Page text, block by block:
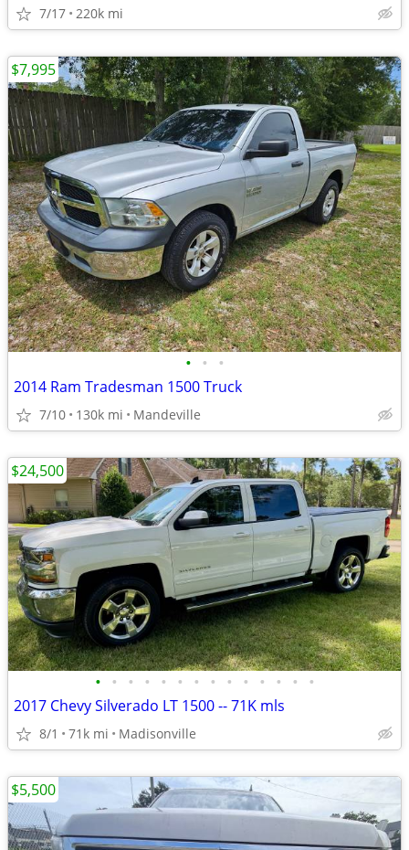
7/17 220k mi
• • •
2014 Ram Tradesman 1500 Truck
7/10 130k mi Mandeville
$7,995
• • • • • • • • • • • • • •
2017 Chevy Silverado LT 1500 -- 71K mls
8/1 71k mi Madisonville
$24,500
$5,500